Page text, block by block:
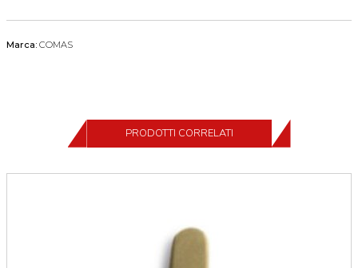
Marca: COMAS
PRODOTTI CORRELATI